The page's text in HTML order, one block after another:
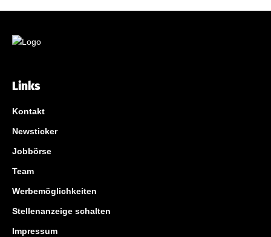
Links
Kontakt
Newsticker
Jobbörse
Team
Werbemöglichkeiten
Stellenanzeige schalten
Impressum